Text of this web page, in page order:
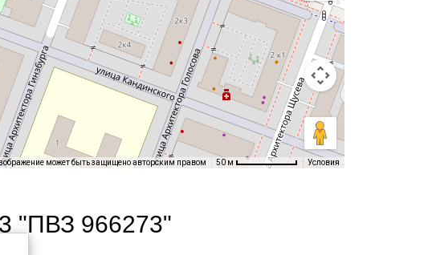
может быть защищено авторским правом 50 м Условия
"ПВЗ 966273"